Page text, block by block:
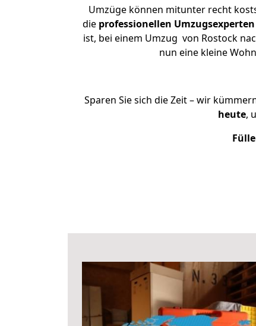
Umzüge können mitunter recht
die professionellen Umzugsexperten
ist, bei einem Umzug von Rostock
nun eine kleine
Sparen Sie sich die Zeit – wir
heute,